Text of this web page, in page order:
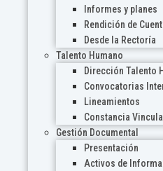
Informes y planes
Rendición de
Desde la Rectoría
Talento Humano
Dirección Talento
Convocatorias
Lineamientos
Constancia
Gestión Documental
Presentación
Activos de